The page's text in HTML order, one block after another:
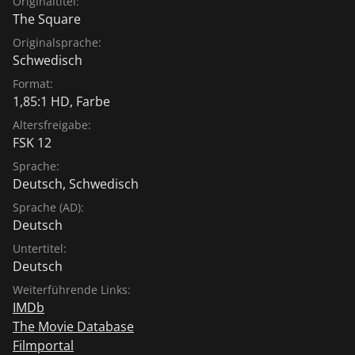
The Square
Originalsprache:
Schwedisch
Format:
1,85:1 HD, Farbe
Altersfreigabe:
FSK 12
Sprache:
Deutsch, Schwedisch
Sprache (AD):
Deutsch
Untertitel:
Deutsch
Weiterführende Links:
IMDb
The Movie Database
Filmportal